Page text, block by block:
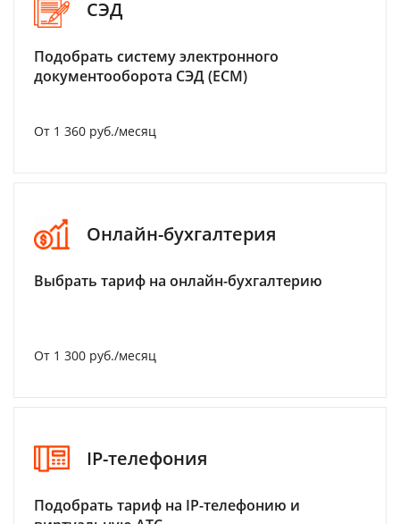
СЭД
Подобрать систему электронного
документооборота СЭД (ECM)
От 1 360 руб./месяц
Онлайн-бухгалтерия
Выбрать тариф на онлайн-бухгалтерию
От 1 300 руб./месяц
IP-телефония
Подобрать тариф на IP-телефонию и